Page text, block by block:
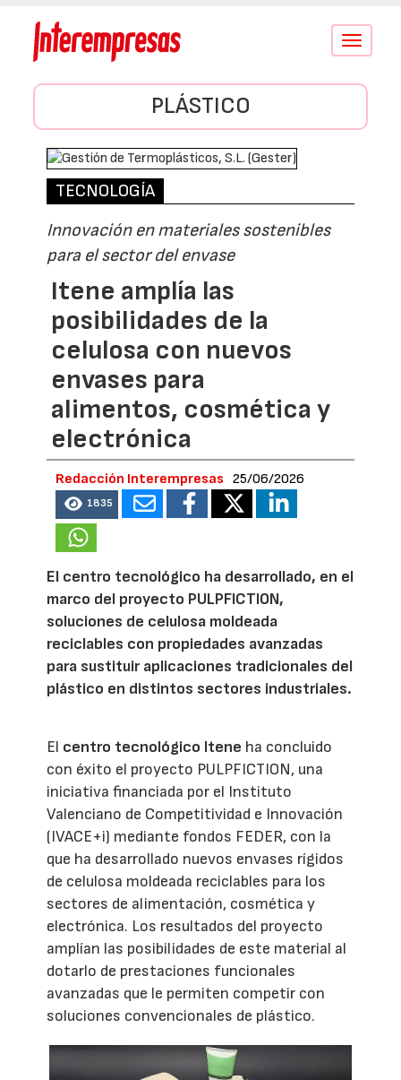
Conmutar
PLÁSTICO
TECNOLOGÍA
Innovación en materiales sostenibles
para el sector del envase
Itene amplía las
posibilidades de la
celulosa con nuevos
envases para
alimentos, cosmética y
electrónica
Redacción Interempresas 25/06/2026
1835
El centro tecnológico ha desarrollado, en el
marco del proyecto PULPFICTION,
soluciones de celulosa moldeada
reciclables con propiedades avanzadas
para sustituir aplicaciones tradicionales del
plástico en distintos sectores industriales.
El centro tecnológico Itene ha concluido
con éxito el proyecto PULPFICTION, una
iniciativa financiada por el Instituto
Valenciano de Competitividad e Innovación
(IVACE+i) mediante fondos FEDER, con la
que ha desarrollado nuevos envases rígidos
de celulosa moldeada reciclables para los
sectores de alimentación, cosmética y
electrónica. Los resultados del proyecto
amplían las posibilidades de este material al
dotarlo de prestaciones funcionales
avanzadas que le permiten competir con
soluciones convencionales de plástico.